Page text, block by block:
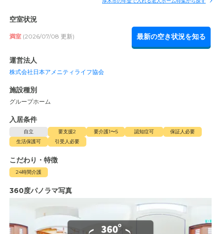
空室状況
満室 (2026/07/08 更新) 最新の空き状況を知る
運営法人
株式会社日本アメニティライフ協会
施設種別
グループホーム
入居条件
自立 要支援2 要介護1〜5 認知症可
保証人必要
生活保護可
引受人必要
こだわり・特徴
24時間介護
360度パノラマ写真